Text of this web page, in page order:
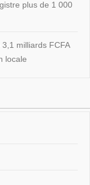
plus de 1 000
milliards FCFA
locale